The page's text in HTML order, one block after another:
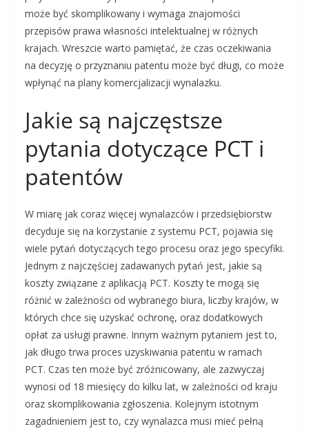
może być skomplikowany i wymaga znajomości
przepisów prawa własności intelektualnej w różnych
krajach. Wreszcie warto pamiętać, że czas oczekiwania
na decyzję o przyznaniu patentu może być długi, co może
wpłynąć na plany komercjalizacji wynalazku.
Jakie są najczęstsze
pytania dotyczące PCT i
patentów
W miarę jak coraz więcej wynalazców i przedsiębiorstw
decyduje się na korzystanie z systemu PCT, pojawia się
wiele pytań dotyczących tego procesu oraz jego specyfiki.
Jednym z najczęściej zadawanych pytań jest, jakie są
koszty związane z aplikacją PCT. Koszty te mogą się
różnić w zależności od wybranego biura, liczby krajów, w
których chce się uzyskać ochronę, oraz dodatkowych
opłat za usługi prawne. Innym ważnym pytaniem jest to,
jak długo trwa proces uzyskiwania patentu w ramach
PCT. Czas ten może być zróżnicowany, ale zazwyczaj
wynosi od 18 miesięcy do kilku lat, w zależności od kraju
oraz skomplikowania zgłoszenia. Kolejnym istotnym
zagadnieniem jest to, czy wynalazca musi mieć pełną